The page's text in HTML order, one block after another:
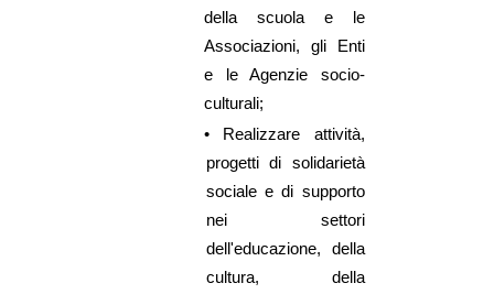
della scuola e le
Associazioni, gli Enti
e le Agenzie socio-
culturali;
•
Realizzare attività,
progetti di solidarietà
sociale e di supporto
nei settori
dell'educazione, della
cultura, della